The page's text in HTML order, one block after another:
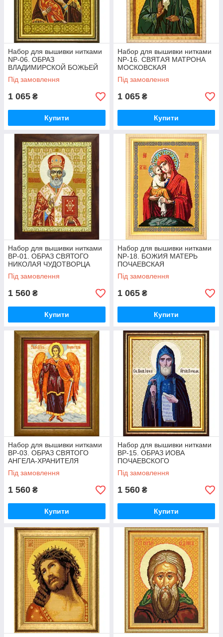
Набор для вышивки нитками
NP-06. ОБРАЗ
ВЛАДИМИРСКОЙ БОЖЬЕЙ
МАТЕРИ
Під замовлення
1 065 ₴
Купити
Набор для вышивки нитками
NP-16. СВЯТАЯ МАТРОНА
МОСКОВСКАЯ
Під замовлення
1 065 ₴
Купити
Набор для вышивки нитками
BP-01. ОБРАЗ СВЯТОГО
НИКОЛАЯ ЧУДОТВОРЦА
Під замовлення
1 560 ₴
Купити
Набор для вышивки нитками
NP-18. БОЖИЯ МАТЕРЬ
ПОЧАЕВСКАЯ
Під замовлення
1 065 ₴
Купити
Набор для вышивки нитками
BP-03. ОБРАЗ СВЯТОГО
АНГЕЛА-ХРАНИТЕЛЯ
Під замовлення
1 560 ₴
Купити
Набор для вышивки нитками
BP-15. ОБРАЗ ИОВА
ПОЧАЕВСКОГО
Під замовлення
1 560 ₴
Купити